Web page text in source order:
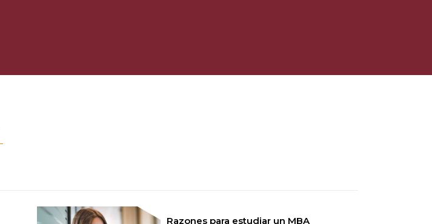
Razones para estudiar un MBA